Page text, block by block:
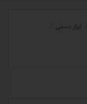
ابزار دستی